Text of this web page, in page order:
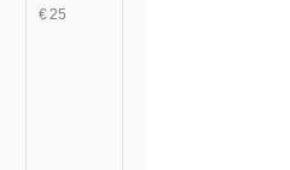
€ 25